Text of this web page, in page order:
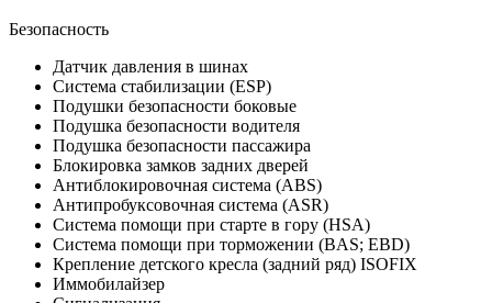
Безопасность
Датчик давления в шинах
Система стабилизации (ESP)
Подушки безопасности боковые
Подушка безопасности водителя
Подушка безопасности пассажира
Блокировка замков задних дверей
Антиблокировочная система (ABS)
Антипробуксовочная система (ASR)
Система помощи при старте в гору (HSA)
Система помощи при торможении (BAS; EBD)
Крепление детского кресла (задний ряд) ISOFIX
Иммобилайзер